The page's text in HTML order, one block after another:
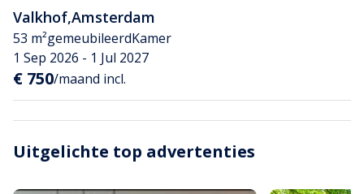
Valkhof,Amsterdam
53 m²gemeubileerdKamer
1 Sep 2026 - 1 Jul 2027
€ 750/maand incl.
Uitgelichte top advertenties